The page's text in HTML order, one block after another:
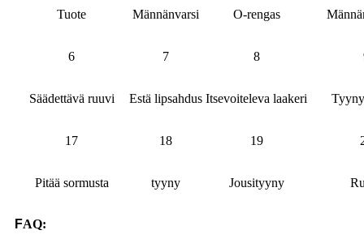
Tuote Männänvarsi O-rengas
6 7 8
Säädettävä ruuvi Estä lipsahdus Itsevoiteleva laakeri
17 18 19
Pitää sormusta tyyny Jousityyny
FAQ: